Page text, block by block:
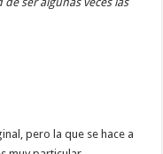
pero la que se hace a